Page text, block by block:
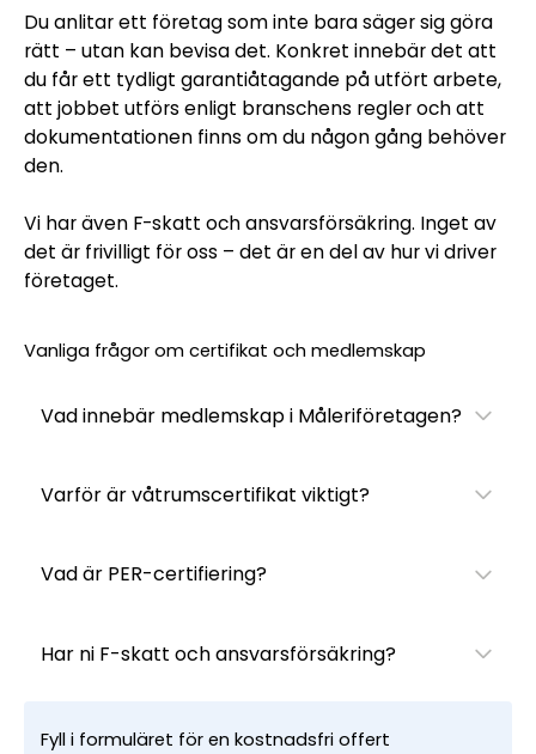
Du anlitar ett företag som inte bara säger sig göra
rätt – utan kan bevisa det. Konkret innebär det att
du får ett tydligt garantiåtagande på utfört arbete,
att jobbet utförs enligt branschens regler och att
dokumentationen finns om du någon gång behöver
den.
Vi har även F-skatt och ansvarsförsäkring. Inget av
det är frivilligt för oss – det är en del av hur vi driver
företaget.
Vanliga frågor om certifikat och medlemskap
Vad innebär medlemskap i Måleriföretagen?
Varför är våtrumscertifikat viktigt?
Vad är PER-certifiering?
Har ni F-skatt och ansvarsförsäkring?
Fyll i formuläret för en kostnadsfri offert